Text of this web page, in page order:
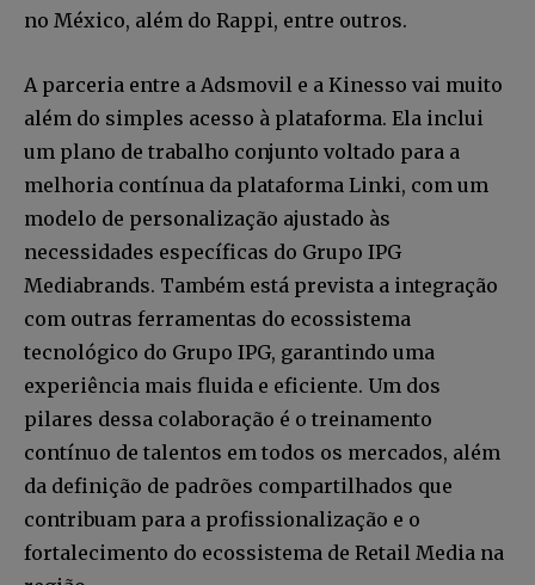
no México, além do Rappi, entre outros.
A parceria entre a Adsmovil e a Kinesso vai muito
além do simples acesso à plataforma. Ela inclui
um plano de trabalho conjunto voltado para a
melhoria contínua da plataforma Linki, com um
modelo de personalização ajustado às
necessidades específicas do Grupo IPG
Mediabrands. Também está prevista a integração
com outras ferramentas do ecossistema
tecnológico do Grupo IPG, garantindo uma
experiência mais fluida e eficiente. Um dos
pilares dessa colaboração é o treinamento
contínuo de talentos em todos os mercados, além
da definição de padrões compartilhados que
contribuam para a profissionalização e o
fortalecimento do ecossistema de Retail Media na